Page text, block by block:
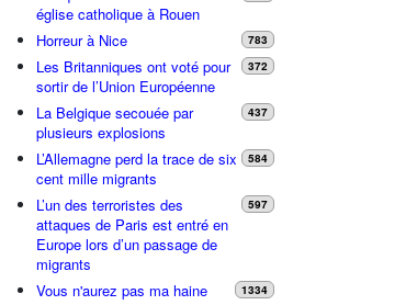
église catholique à Rouen
Horreur à Nice 783
Les Britanniques ont voté pour
sortir de l’Union Européenne
372
La Belgique secouée par
plusieurs explosions
437
L’Allemagne perd la trace de six
cent mille migrants
584
L’un des terroristes des
attaques de Paris est entré en
Europe lors d’un passage de
migrants
597
Vous n'aurez pas ma haine 1334